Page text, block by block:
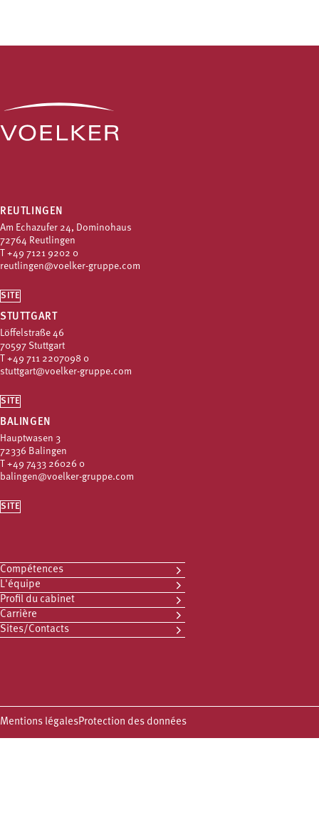
REUTLINGEN
Am Echazufer 24, Dominohaus
72764 Reutlingen
+49 7121 9202 0
reutlingen@voelker-gruppe.com
SITE
STUTTGART
Löffelstraße 46
70597 Stuttgart
+49 711 2207098 0
stuttgart@voelker-gruppe.com
SITE
BALINGEN
Hauptwasen 3
72336 Balingen
+49 7433 26026 0
balingen@voelker-gruppe.com
SITE
Compétences
L'équipe
Profil du cabinet
Carrière
Sites/Contacts
Mentions légalesProtection des données